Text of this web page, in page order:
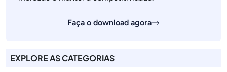
Faça o download agora
EXPLORE AS CATEGORIAS